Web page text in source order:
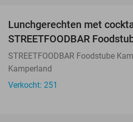
Lunchgerechten met
STREETFOODBAR
STREETFOODBAR Foodstube
Kamperland
Verkocht: 251